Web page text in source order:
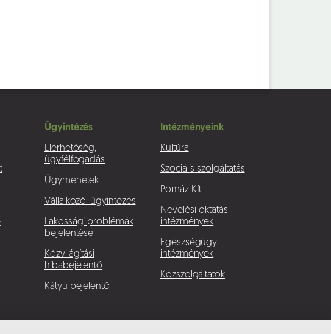
Ügyintézés
Elérhetőség,
ügyfélfogadás
Ügymenetek
Vállalkozói ügyintézés
Lakossági problémák
bejelentése
Közvilágítási
hibabejelentő
Kátyú bejelentő
Intézményeink
Kultúra
Szociális szolgáltatás
Pomáz Kft.
Nevelési-oktatási
intézmények
Egészségügyi
intézmények
Közszolgáltatók